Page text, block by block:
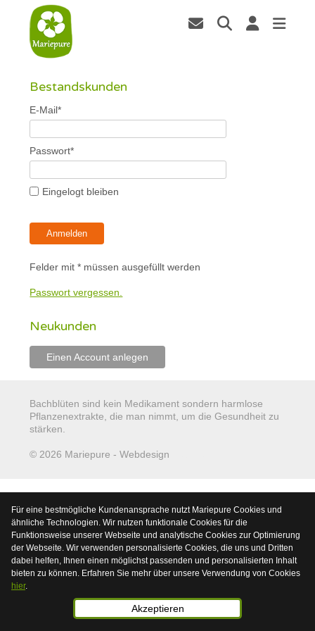
Bestandskunden
E-Mail*
Passwort*
Eingelogt bleiben
Anmelden
Felder mit * müssen ausgefüllt werden
Passwort vergessen.
Neukunden
Einen Account anlegen
Bachblüten sind kein Medikament sondern harmlose
Pflanzenextrakte, die man nimmt, um die Gesundheit zu
stärken.
© 2026 Mariepure - Webdesign
Für eine bestmögliche Kundenansprache nutzt Mariepure Cookies und
ähnliche Technologien. Wir nutzen funktionale Cookies für die
Funktionsweise unserer Webseite und analytische Cookies zur Optimierung
der Webseite. Wir verwenden personalisierte Cookies, die uns und Dritten
dabei helfen, Ihnen einen möglichst passenden und personalisierten Inhalt
bieten zu können. Erfahren Sie mehr über unsere Verwendung von Cookies
hier.
Akzeptieren